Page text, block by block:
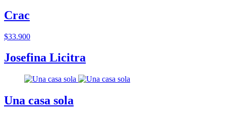
Crac
$33.900
Josefina Licitra
Una casa sola